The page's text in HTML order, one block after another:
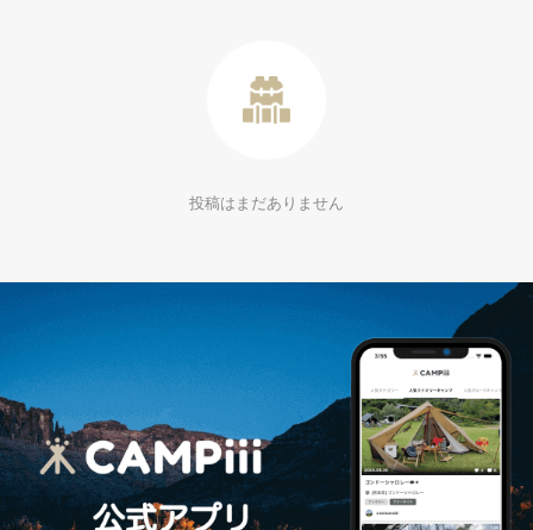
投稿はまだありません